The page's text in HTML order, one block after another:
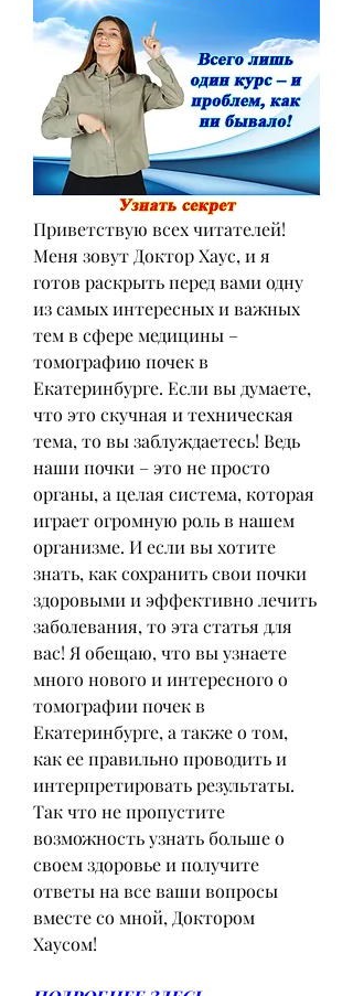
Приветствую всех читателей!
Меня зовут Доктор Хаус, и я
готов раскрыть перед вами одну
из самых интересных и важных
тем в сфере медицины –
томографию почек в
Екатеринбурге. Если вы думаете,
что это скучная и техническая
тема, то вы заблуждаетесь! Ведь
наши почки – это не просто
органы, а целая система, которая
играет огромную роль в нашем
организме. И если вы хотите
знать, как сохранить свои почки
здоровыми и эффективно лечить
заболевания, то эта статья для
вас! Я обещаю, что вы узнаете
много нового и интересного о
томографии почек в
Екатеринбурге, а также о том,
как ее правильно проводить и
интерпретировать результаты.
Так что не пропустите
возможность узнать больше о
своем здоровье и получите
ответы на все ваши вопросы
вместе со мной, Доктором
Хаусом!